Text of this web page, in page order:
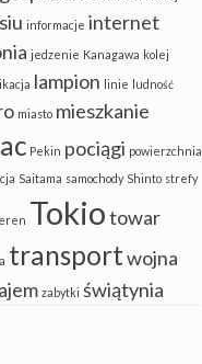
informacje internet
jedzenie Kanagawa kolej
lampion linie ludność
miasto mieszkanie
Pekin pociągi powierzchnia
Saitama samochody Shinto strefy
Tokiotowar
transportwojna
zabytki świątynia